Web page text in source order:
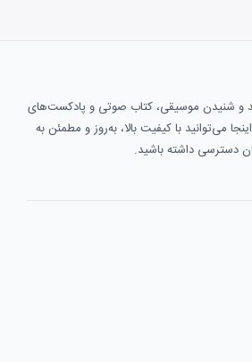
و شنیدن موسیقی، کتاب صوتی و پادکست‌های
می‌توانید با کیفیت بالا، به‌روز و مطمئن به
دسترسی داشته باشید.